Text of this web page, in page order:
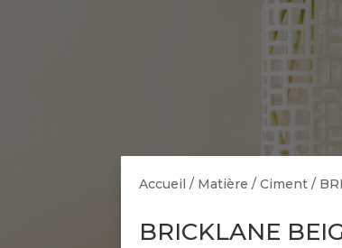
Accueil / Matière /Ciment /
BRICKLANE